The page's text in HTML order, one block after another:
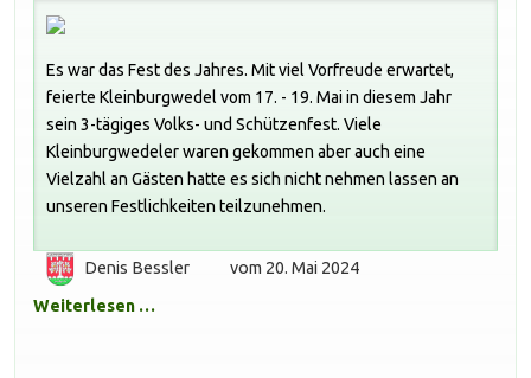
Es war das Fest des Jahres. Mit viel Vorfreude erwartet,
feierte Kleinburgwedel vom 17. - 19. Mai in diesem Jahr
sein 3-tägiges Volks- und Schützenfest. Viele
Kleinburgwedeler waren gekommen aber auch eine
Vielzahl an Gästen hatte es sich nicht nehmen lassen an
unseren Festlichkeiten teilzunehmen.
Denis Bessler vom 20. Mai 2024
Weiterlesen …